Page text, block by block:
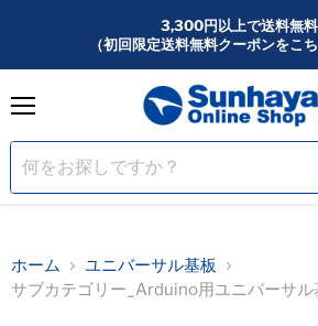
3,300円以上で送料無料
（初回限定送料無料クーポンをこ
ニ
ュ
ー
ホーム
ユニバーサル基板
サブカテゴリー_Arduino用ユニバーサル